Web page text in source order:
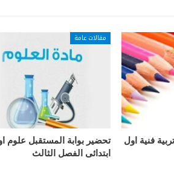
فنية اول
مقالات عامة
تحضير بوابة المستقبل علوم
ابتدائى الفصل الثالث